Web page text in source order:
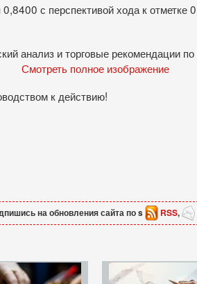
с перспективой хода к отметке
Смотреть полное изображение
к действию!
на обновления сайта по s RSS,